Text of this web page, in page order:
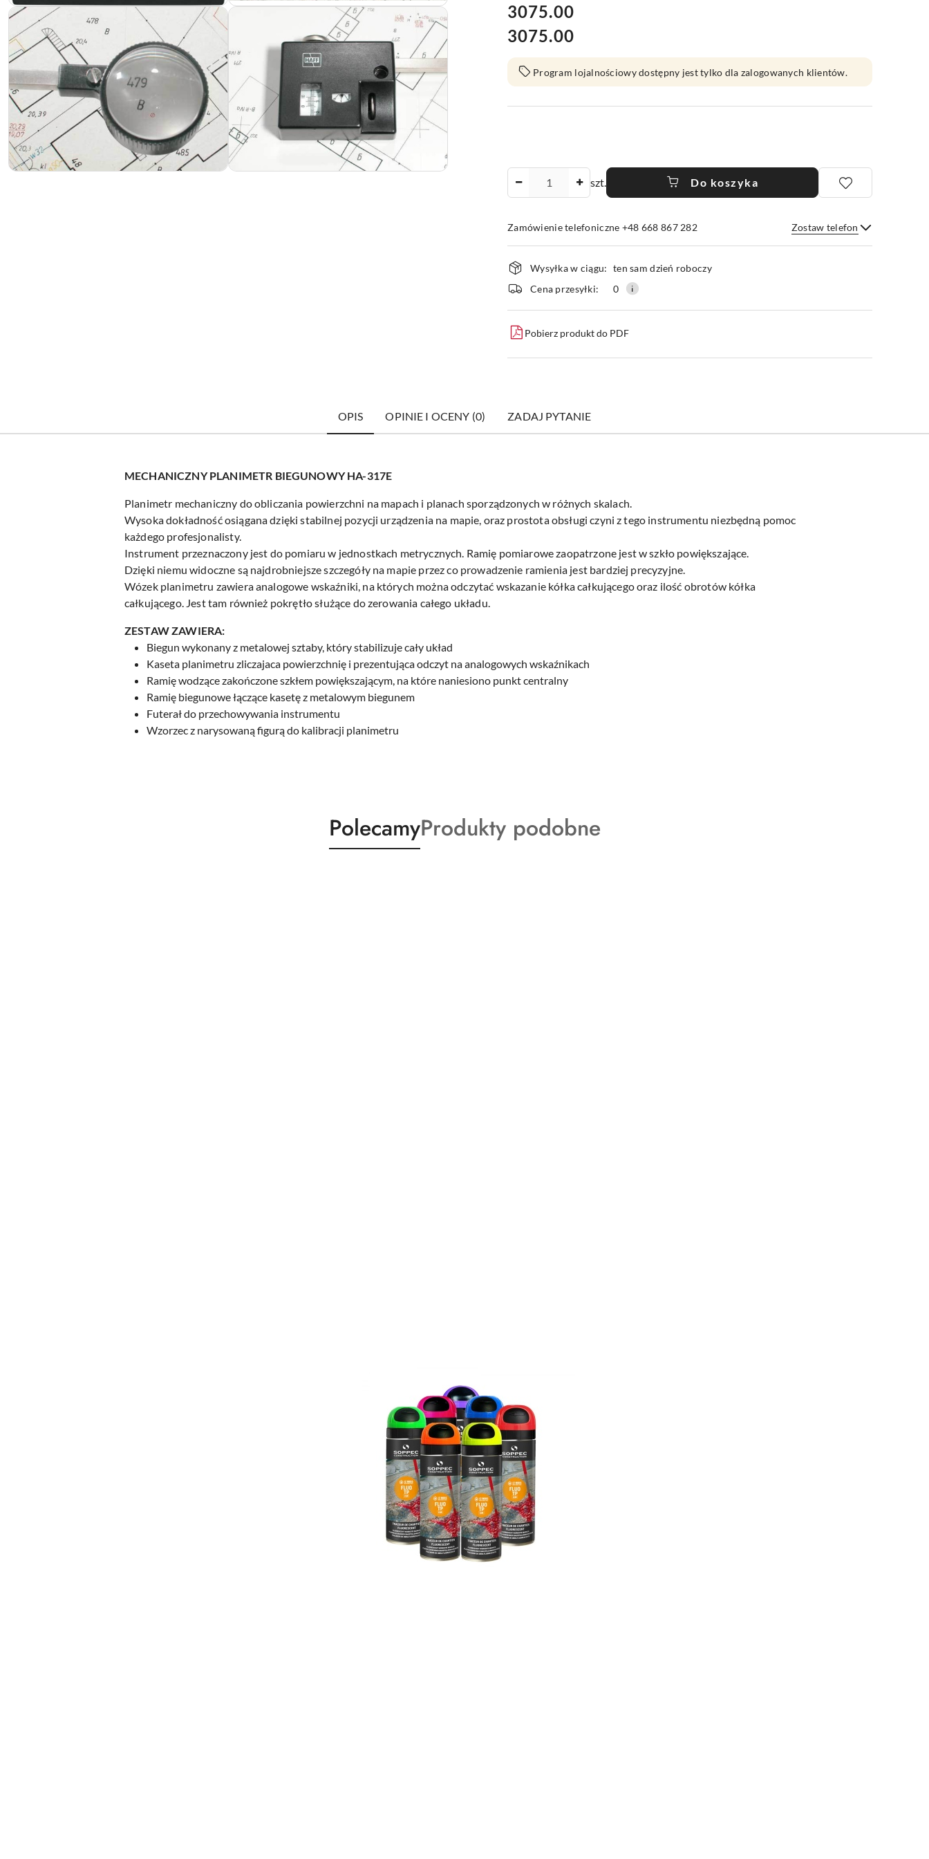
cena:
3075.00
Cena:
3075.00
Program lojalnościowy dostępny jest tylko dla zalogowanych klientów.
szt. Do koszyka
Zamówienie telefoniczne +48 668 867 282 Zostaw telefon
Wyślij
Dostępność
i
dostawa
Wysyłka w ciągu: ten sam dzień roboczy
Cena przesyłki:
0
Pobierz produkt do PDF
OPIS OPINIE I OCENY (0) ZADAJ PYTANIE
MECHANICZNY PLANIMETR BIEGUNOWY HA-317E
Planimetr mechaniczny do obliczania powierzchni na mapach i planach sporządzonych w różnych skalach.
Wysoka dokładność osiągana dzięki stabilnej pozycji urządzenia na mapie, oraz prostota obsługi czyni z tego instrumentu niezbędną pomoc
każdego profesjonalisty.
Instrument przeznaczony jest do pomiaru w jednostkach metrycznych. Ramię pomiarowe zaopatrzone jest w szkło powiększające.
Dzięki niemu widoczne są najdrobniejsze szczegóły na mapie przez co prowadzenie ramienia jest bardziej precyzyjne.
Wózek planimetru zawiera analogowe wskaźniki, na których można odczytać wskazanie kółka całkującego oraz ilość obrotów kółka
całkującego. Jest tam również pokrętło służące do zerowania całego układu.
ZESTAW ZAWIERA:
Biegun wykonany z metalowej sztaby, który stabilizuje cały układ
Kaseta planimetru zliczajaca powierzchnię i prezentująca odczyt na analogowych wskaźnikach
Ramię wodzące zakończone szkłem powiększającym, na które naniesiono punkt centralny
Ramię biegunowe łączące kasetę z metalowym biegunem
Futerał do przechowywania instrumentu
Wzorzec z narysowaną figurą do kalibracji planimetru
Produkty
o
PolecamyProdukty
o
Produkty podobne